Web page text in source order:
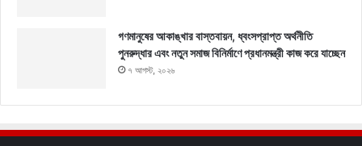
গণমানুষের আকাঙ্খার বাস্তবায়ন, ধ্বংসপ্রাপ্ত অর্থনীতি
পুনরুদ্ধার এবং নতুন সমাজ বিনির্মাণে প্রধানমন্ত্রী কাজ করে যাচ্ছেন
৭ আগস্ট, ২০২৬